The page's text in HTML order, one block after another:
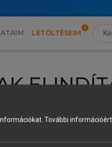
LETÖLTÉSEIM
iskolai azonosítóddal vagy
hozzáférésrevagy
vagy hozz
További